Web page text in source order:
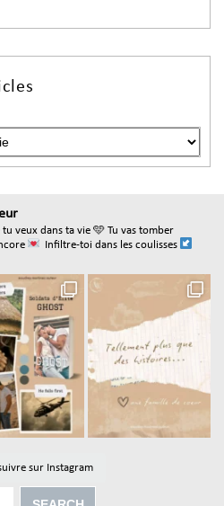
tu veux dans ta vie 🩵 Tu vas tomber
Infiltre-toi dans les coulisses
sur Instagram